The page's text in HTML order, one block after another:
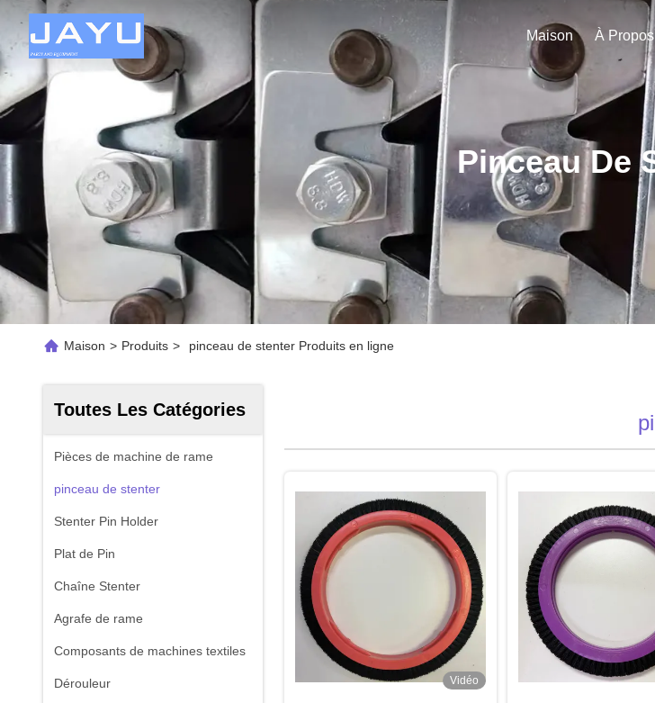
Maison
Pinceau De
Maison > Produits > pinceau de stenter Produits en ligne
Toutes Les Catégories
Pièces de machine de rame
pinceau de stenter
Stenter Pin Holder
Plat de Pin
Chaîne Stenter
Agrafe de rame
Composants de machines textiles
Dérouleur Vidéo